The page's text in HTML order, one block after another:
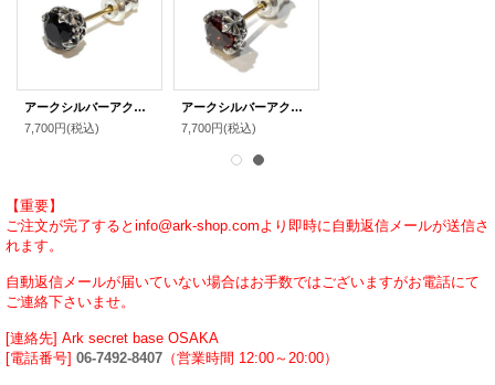
アークシルバーアクセサリーズ/ロイヤルクラウンピアス（オニキス） メンズ ブランド シルバーピアス
7,700円(税込)
アークシルバーアクセサリーズ/ロイヤルクラウンピアス（ガーネット） メンズ ブランド シルバーピアス
7,700円(税込)
【重要】
ご注文が完了するとinfo@ark-shop.comより即時に自動返信メールが送信さ
れます。
自動返信メールが届いていない場合はお手数ではございますがお電話にて
ご連絡下さいませ。
[連絡先] Ark secret base OSAKA
[電話番号] 06-7492-8407 （営業時間 12:00～20:00）